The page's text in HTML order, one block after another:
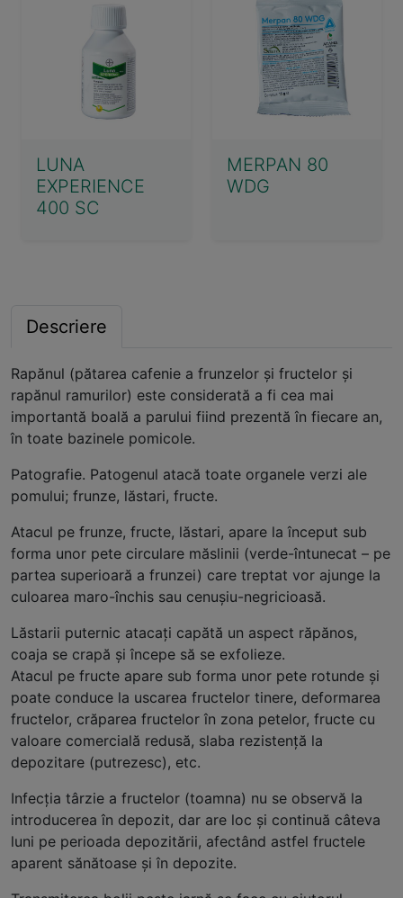
LUNA
EXPERIENCE
400 SC
MERPAN 80
WDG
Descriere
Rapănul (pătarea cafenie a frunzelor şi fructelor şi
rapănul ramurilor) este considerată a fi cea mai
importantă boală a parului fiind prezentă în fiecare an,
în toate bazinele pomicole.
Patografie. Patogenul atacă toate organele verzi ale
pomului; frunze, lăstari, fructe.
Atacul pe frunze, fructe, lăstari, apare la început sub
forma unor pete circulare măslinii (verde-întunecat – pe
partea superioară a frunzei) care treptat vor ajunge la
culoarea maro-închis sau cenușiu-negricioasă.
Lăstarii puternic atacați capătă un aspect răpănos,
coaja se crapă și începe să se exfolieze.
Atacul pe fructe apare sub forma unor pete rotunde și
poate conduce la uscarea fructelor tinere, deformarea
fructelor, crăparea fructelor în zona petelor, fructe cu
valoare comercială redusă, slaba rezistență la
depozitare (putrezesc), etc.
Infecția târzie a fructelor (toamna) nu se observă la
introducerea în depozit, dar are loc și continuă câteva
luni pe perioada depozitării, afectând astfel fructele
aparent sănătoase și în depozite.